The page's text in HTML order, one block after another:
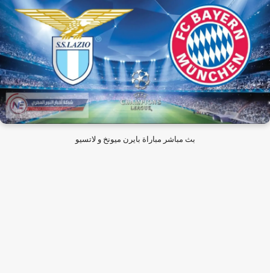
بث مباشر مباراة بايرن ميونخ و لاتسيو